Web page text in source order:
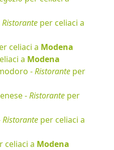
Ristorante per celiaci a
celiaci a Modena
a Modena
-Ristorante per
-Ristorante per
Ristorante per celiaci a
celiaci a Modena